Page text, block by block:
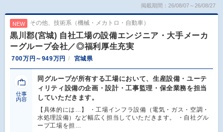
掲載期間：26/08/07～26/08/27
NEW その他、技術系（機械・メカトロ・自動車）
黒川郡(宮城) 自社工場の設備エンジニア・大手メーカ
ーグループ会社／◎福利厚生充実
700万円～949万円 宮城県
仕事
内容
同グループが所有する工場において、生産設備・ユーテ
ィリティ設備の企画・設計・工事監理・保全業務を担当
していただきます。
【具体的には…】 ・工場インフラ設備（電気・ガス・空調・
水処理設備）など幅広く担当していただきます。 ・自社グル
ープ工場を担…